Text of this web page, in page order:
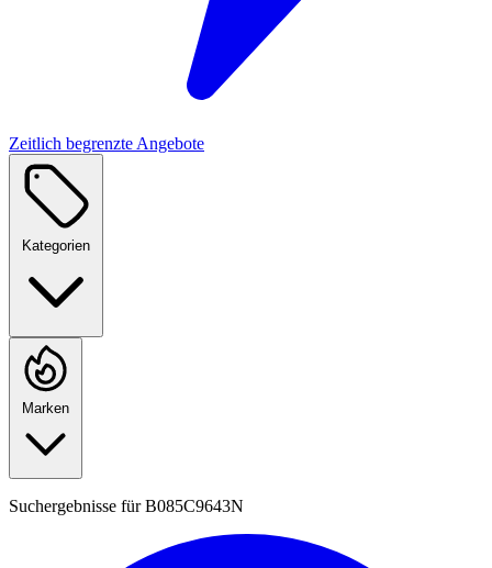
Zeitlich begrenzte Angebote
Kategorien
Marken
Suchergebnisse fürB085C9643N